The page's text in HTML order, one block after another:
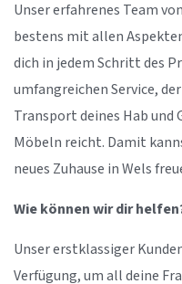
Unser erfahrenes Team
bestens mit allen
dich in jedem Schritt des
umfangreichen Service,
Transport deines Hab und
Möbeln reicht. Damit
neues Zuhause in Wels
Wie können wir dir
Unser erstklassiger
Verfügung, um all deine